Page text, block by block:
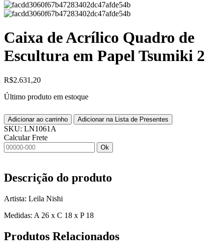
Caixa de Acrílico Quadro de
Escultura em Papel Tsumiki 2
R$2.631,20
Último produto em estoque
Adicionar ao carrinho Adicionar na Lista de Presentes
SKU: LN1061A
Calcular Frete
Ok
Descrição do produto
Artista: Leila Nishi
Medidas: A 26 x C 18 x P 18
Produtos Relacionados